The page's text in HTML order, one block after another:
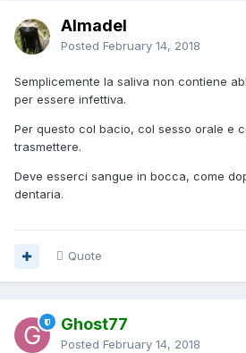
Almadel
Posted February 14, 2018
Semplicemente la saliva non contiene
per essere infettiva.
Per questo col bacio, col sesso orale e
trasmettere.
Deve esserci sangue in bocca, come
dentaria.
Quote
Ghost77
Posted February 14, 2018